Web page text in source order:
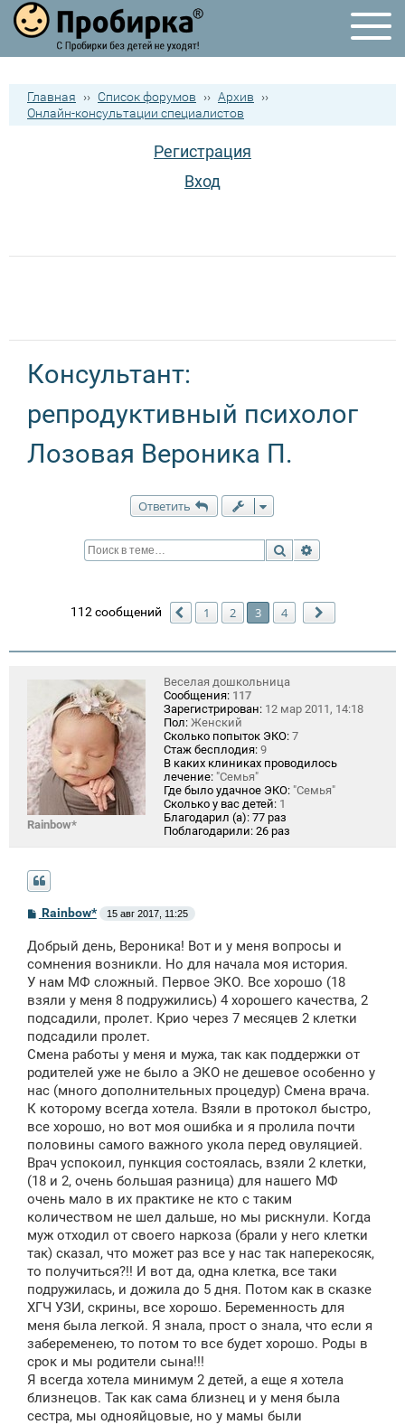
Главная ›› Список форумов ›› Архив
››
Онлайн-консультации специалистов
Регистрация
Вход
Консультант:
репродуктивный психолог
Лозовая Вероника П.
Ответить
Поиск
112 сообщений Пред.
1 2 3 4
Rainbow*
Веселая дошкольница
Сообщения: 117
Зарегистрирован: 12 мар 2011, 14:18
Пол: Женский
Сколько попыток ЭКО: 7
Стаж бесплодия: 9
В каких клиниках проводилось
лечение: "Семья"
Где было удачное ЭКО: "Семья"
Сколько у вас детей: 1
Благодарил (а): 77 раз
Поблагодарили: 26 раз
С
б
щ
н
и
Rainbow* 15 авг 2017, 11:25
Добрый день, Вероника! Вот и у меня вопросы и
сомнения возникли. Но для начала моя история.
У нам МФ сложный. Первое ЭКО. Все хорошо (18
взяли у меня 8 подружились) 4 хорошего качества, 2
подсадили, пролет. Крио через 7 месяцев 2 клетки
подсадили пролет.
Смена работы у меня и мужа, так как поддержки от
родителей уже не было а ЭКО не дешевое особенно у
нас (много дополнительных процедур) Смена врача.
К которому всегда хотела. Взяли в протокол быстро,
все хорошо, но вот моя ошибка и я пролила почти
половины самого важного укола перед овуляцией.
Врач успокоил, пункция состоялась, взяли 2 клетки,
(18 и 2, очень большая разница) для нашего МФ
очень мало в их практике не кто с таким
количеством не шел дальше, но мы рискнули. Когда
муж отходил от своего наркоза (брали у него клетки
так) сказал, что может раз все у нас так наперекосяк,
то получиться?!! И вот да, одна клетка, все таки
подружилась, и дожила до 5 дня. Потом как в сказке
ХГЧ УЗИ, скрины, все хорошо. Беременность для
меня была легкой. Я знала, прост о знала, что если я
забеременею, то потом то все будет хорошо. Роды в
срок и мы родители сына!!!
Я всегда хотела минимум 2 детей, а еще я хотела
близнецов. Так как сама близнец и у меня была
сестра, мы однояйцовые, но у мамы были